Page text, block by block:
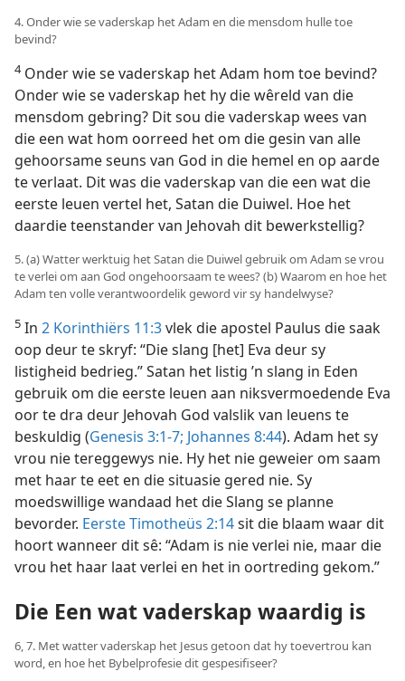
4. Onder wie se vaderskap het Adam en die mensdom hulle toe
bevind?
4Onder wie se vaderskap het Adam hom toe bevind?
Onder wie se vaderskap het hy die wêreld van die
mensdom gebring? Dit sou die vaderskap wees van
die een wat hom oorreed het om die gesin van alle
gehoorsame seuns van God in die hemel en op aarde
te verlaat. Dit was die vaderskap van die een wat die
eerste leuen vertel het, Satan die Duiwel. Hoe het
daardie teenstander van Jehovah dit bewerkstellig?
5. (a) Watter werktuig het Satan die Duiwel gebruik om Adam se vrou
te verlei om aan God ongehoorsaam te wees? (b) Waarom en hoe het
Adam ten volle verantwoordelik geword vir sy handelwyse?
5 In 2 Korinthiërs 11:3vlek die apostel Paulus die saak
oop deur te skryf: “Die slang [het] Eva deur sy
listigheid bedrieg.” Satan het listig ’n slang in Eden
gebruik om die eerste leuen aan niksvermoedende Eva
oor te dra deur Jehovah God valslik van leuens te
beskuldig (Genesis 3:1-7; Johannes 8:44). Adam het sy
vrou nie tereggewys nie. Hy het nie geweier om saam
met haar te eet en die situasie gered nie. Sy
moedswillige wandaad het die Slang se planne
bevorder. Eerste Timotheüs 2:14sit die blaam waar dit
hoort wanneer dit sê: “Adam is nie verlei nie, maar die
vrou het haar laat verlei en het in oortreding gekom.”
Die Een wat vaderskap waardig is
6, 7. Met watter vaderskap het Jesus getoon dat hy toevertrou kan
word, en hoe het Bybelprofesie dit gespesifiseer?